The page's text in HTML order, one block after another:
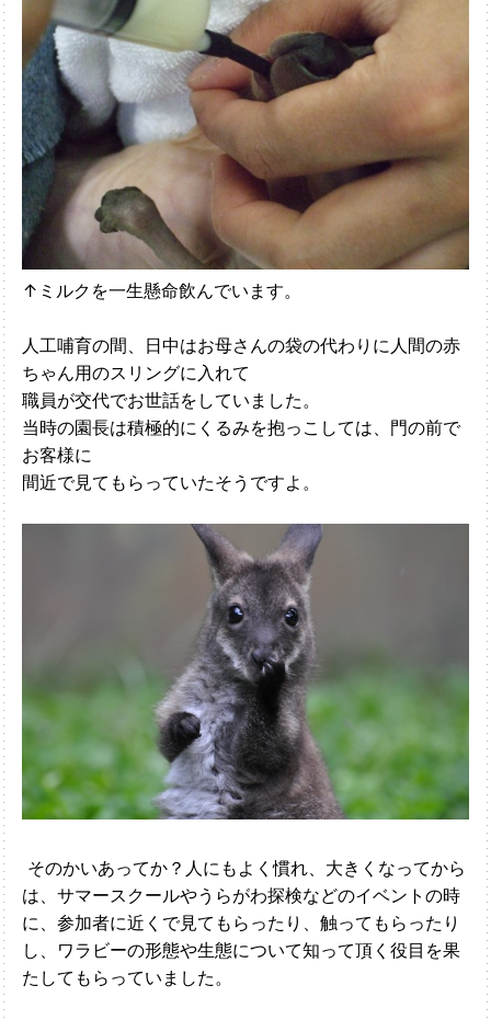
↑ミルクを一生懸命飲んでいます。
人工哺育の間、日中はお母さんの袋の代わりに人間の赤
ちゃん用のスリングに入れて
職員が交代でお世話をしていました。
当時の園長は積極的にくるみを抱っこしては、門の前で
お客様に
間近で見てもらっていたそうですよ。
そのかいあってか？人にもよく慣れ、大きくなってから
は、サマースクールやうらがわ探検などのイベントの時
に、参加者に近くで見てもらったり、触ってもらったり
し、ワラビーの形態や生態について知って頂く役目を果
たしてもらっていました。